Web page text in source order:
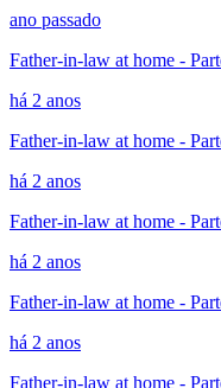
ano passado
Father-in-law at home -
há 2 anos
Father-in-law at home -
há 2 anos
Father-in-law at home -
há 2 anos
Father-in-law at home -
há 2 anos
Father-in-law at home -